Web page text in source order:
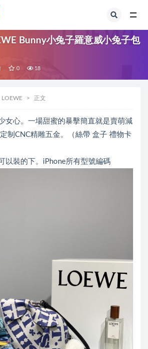
Bunny小兔子羅意威小兔子包
0 18
LOEWE 正文
女心。一場甜蜜的暴擊簡直就是賣萌減
定制CNC精雕五金。（絲帶 盒子 禮物卡
以裝的下。iPhone所有型號編碼